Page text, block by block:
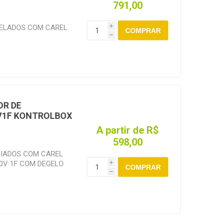
RTT25 C/
09-13A DE 4.0
COM CAREL
791,00
i
h
COMPRAR
DE
KONTROLBOX
COM CAREL
1F COM DEGELO
A partir de R$
598,00
i
h
COMPRAR